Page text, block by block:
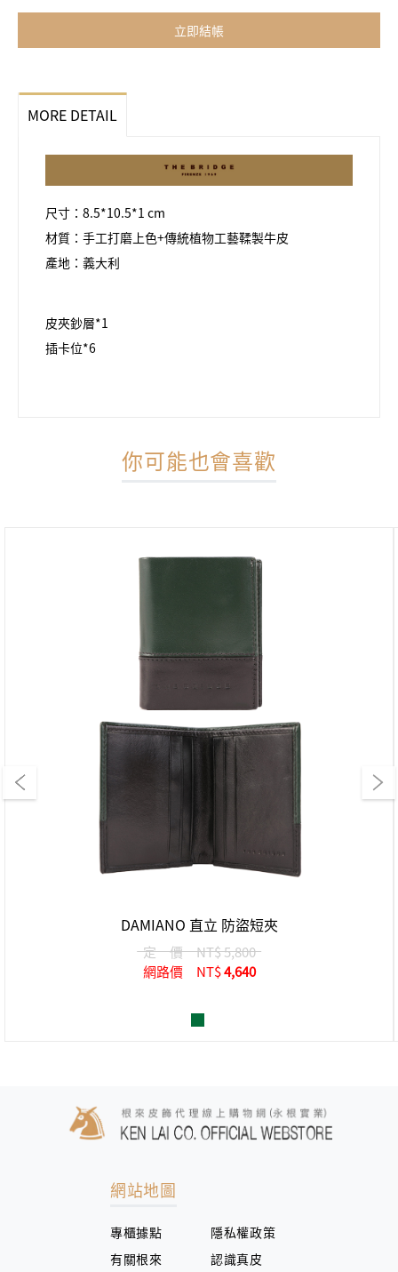
立即結帳
MORE DETAIL
尺寸：8.5*10.5*1 cm
材質：手工打磨上色+傳統植物工藝鞣製牛皮
產地：義大利
皮夾鈔層*1
插卡位*6
你可能也會喜歡
DAMIANO 直立 防盜短夾
定 價NT$ 5,800
網路價
NT$4,640
網站地圖
專櫃據點
隱私權政策
有關根來
認識真皮